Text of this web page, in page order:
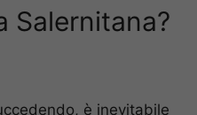
Salernitana?
è inevitabile